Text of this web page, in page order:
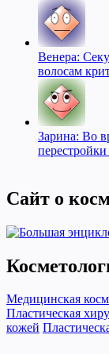
Венера:
волосам
Зарина: Во
Сайт о
Медицинская
Пластическая
кожей